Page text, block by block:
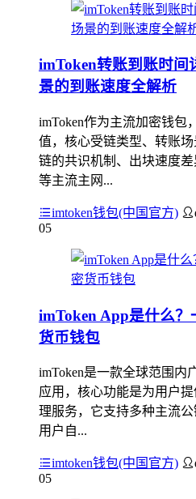
imToken转账到账时间
景的到账速度全解析
imToken作为主流加密钱包
值，核心受链类型、转账
链的共识机制、出块速度
等主流主网...
imtoken钱包(中国官方)
05
imToken App是什么
货币钱包
imToken是一款全球范围内
应用，核心功能是为用户
理服务，它支持多种主流
用户自...
imtoken钱包(中国官方)
05